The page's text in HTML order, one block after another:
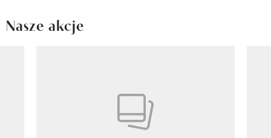
Nasze akcje